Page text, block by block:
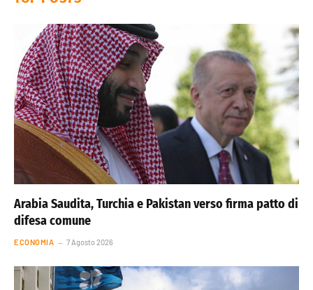
Arabia Saudita, Turchia e Pakistan verso firma patto di
difesa comune
ECONOMIA 7 Agosto 2026